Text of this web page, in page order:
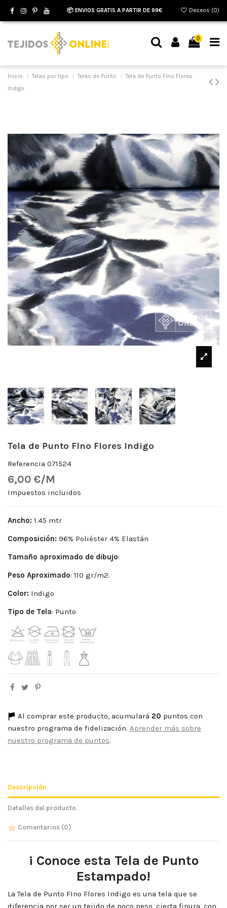
📦 ENVIOS GRATIS A PARTIR DE 99€ Deseos (0)
0
Inicio Telas por tipo Telas de Punto
Tela de Punto FIno Flores
Indigo
Tela de Punto FIno Flores Indigo
Referencia 071524
6,00 €/M
Impuestos incluidos
Ancho: 1.45 mtr
Composición: 96% Poliéster 4% Elastán
Tamaño aproximado de dibujo:
Peso Aproximado: 110 gr/m2.
Color: Indigo
Tipo de Tela: Punto
Al comprar este producto, acumulará 20 puntos con
nuestro programa de fidelización. Aprender más sobre
nuestro programa de puntos.
Descripción
Detalles del producto
Comentarios (0)
¡ Conoce esta Tela de Punto
Estampado!
La Tela de Punto FIno Flores Indigo es una tela que se
diferencia por ser un tejido de poco peso, cierta finura, con